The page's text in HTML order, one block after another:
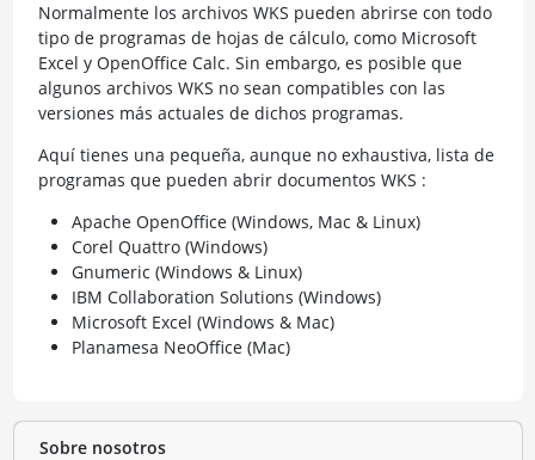
Normalmente los archivos WKS pueden abrirse con todo
tipo de programas de hojas de cálculo, como Microsoft
Excel y OpenOffice Calc. Sin embargo, es posible que
algunos archivos WKS no sean compatibles con las
versiones más actuales de dichos programas.
Aquí tienes una pequeña, aunque no exhaustiva, lista de
programas que pueden abrir documentos WKS :
Apache OpenOffice (Windows, Mac & Linux)
Corel Quattro (Windows)
Gnumeric (Windows & Linux)
IBM Collaboration Solutions (Windows)
Microsoft Excel (Windows & Mac)
Planamesa NeoOffice (Mac)
Sobre nosotros